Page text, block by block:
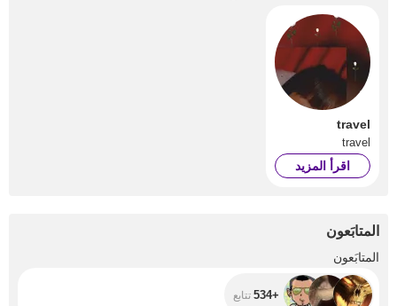
travel
travel
اقرأ المزيد
المتابَعون
المتابَعون
+534 تتابع